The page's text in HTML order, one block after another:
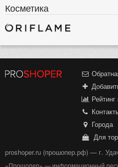
Косметика
Города
Для
proshoper.ru (прошопер.рф) — г.